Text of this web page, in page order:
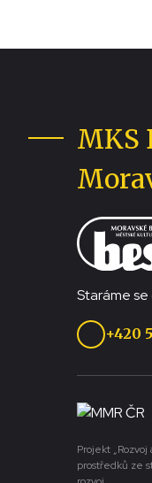
MKS
Staráme se
+420
Projekt
prostředků ze